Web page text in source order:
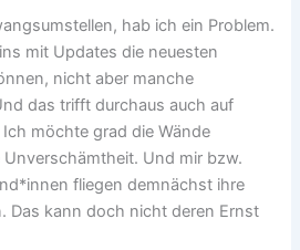
hab ich ein Problem.
mit Updates die neuesten
nicht aber manche
das trifft durchaus auch auf
möchte grad die Wände
Und mir bzw.
fliegen demnächst ihre
Das kann doch nicht deren Ernst